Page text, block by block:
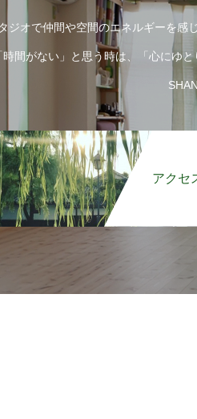
ジオで仲間や空間のエネルギーを感
時間がない」と思う時は、「心にゆ
アクセ